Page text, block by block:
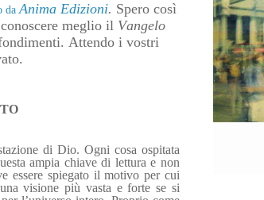
daAnima Edizioni. Spero così
meglio il Vangelo
Attendo i vostri
di Dio. Ogni cosa ospitata
ampia chiave di lettura e non
essere spiegato il motivo per cui
visione più vasta e forte se si